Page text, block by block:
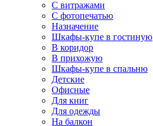
С витражами
С фотопечатью
Назначение
Шкафы-купе в гостиную
В коридор
В прихожую
Шкафы-купе в спальню
Детские
Офисные
Для книг
Для одежды
На балкон